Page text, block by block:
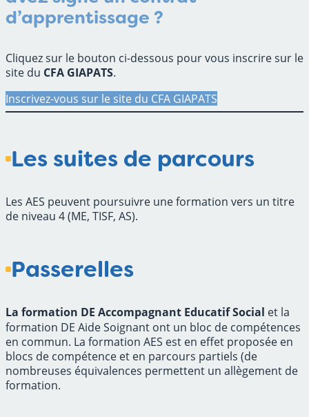
d’apprentissage ?
Cliquez sur le bouton ci-dessous pour vous inscrire sur le
site du CFA GIAPATS.
Inscrivez-vous sur le site du CFA GIAPATS
Les suites de parcours
Les AES peuvent poursuivre une formation vers un titre
de niveau 4 (ME, TISF, AS).
Passerelles
La formation DE Accompagnant Educatif Social et la
formation DE Aide Soignant ont un bloc de compétences
en commun. La formation AES est en effet proposée en
blocs de compétence et en parcours partiels (de
nombreuses équivalences permettent un allègement de
formation.